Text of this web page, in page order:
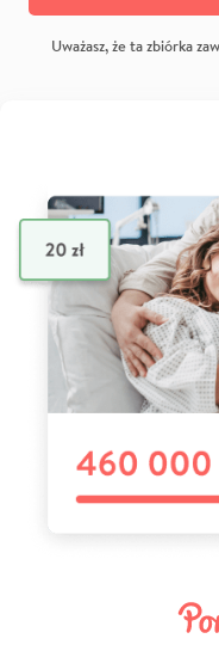
Uważasz, że ta zbiórka